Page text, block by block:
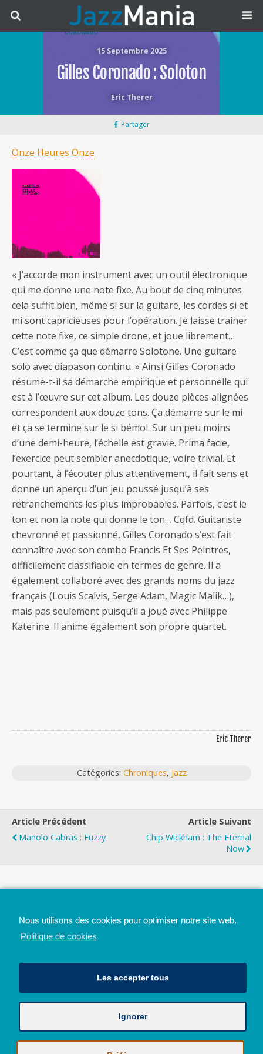
15 Septembre 2025
Gilles Coronado : Soloton
Eric Therer
Partager
Onze Heures Onze
« J’accorde mon instrument avec un outil électronique
qui me donne une note fixe. Au bout de cinq minutes
cela suffit bien, même si sur la guitare, les cordes si et
mi sont capricieuses pour l’opération. Je laisse traîner
cette note fixe, ce simple drone, et joue librement…
C’est comme ça que démarre Solotone. Une guitare
solo avec diapason continu. » Ainsi Gilles Coronado
résume-t-il sa démarche empirique et personnelle qui
est à l’œuvre sur cet album. Les douze pièces alignées
correspondent aux douze tons. Ça démarre sur le mi
et ça se termine sur le si bémol. Sur un peu moins
d’une demi-heure, l’échelle est gravie. Prima facie,
l’exercice peut sembler anecdotique, voire trivial. Et
pourtant, à l’écouter plus attentivement, il fait sens et
donne un aperçu d’un jeu poussé jusqu’à ses
retranchements les plus improbables. Parfois, c’est le
ton et non la note qui donne le ton… Cqfd. Guitariste
chevronné et passionné, Gilles Coronado s’est fait
connaître avec son combo Francis Et Ses Peintres,
difficilement classifiable en termes de genre. Il a
également collaboré avec des grands noms du jazz
français (Louis Scalvis, Serge Adam, Magic Malik…),
mais pas seulement puisqu’il a joué avec Philippe
Katerine. Il anime également son propre quartet.
Eric Therer
Catégories: Chroniques, Jazz
Article Précédent
Manolo Cabras : Fuzzy
Article Suivant
Chip Wickham : The Eternal
Now
Avec le soutien de la Province de Liège
© 2026 - Tous droits réservés - JazzMania
Nous utilisons des cookies pour optimiser notre site web.
Politique de cookies
Les accepter tous
Ignorer